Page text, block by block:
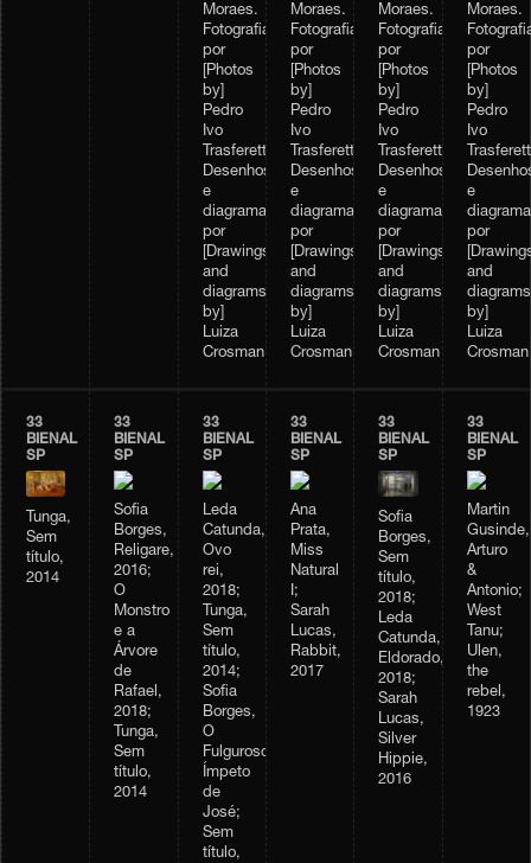
Moraes.
Fotografias
por
[Photos
by]
Pedro
Ivo
Trasferetti.
Desenhos
e
diagramas,
por
[Drawings
and
diagrams
by]
Luiza
Crosman
Moraes.
Fotografias
por
[Photos
by]
Pedro
Ivo
Trasferetti.
Desenhos
e
diagramas,
por
[Drawings
and
diagrams
by]
Luiza
Crosman
Moraes.
Fotografias
por
[Photos
by]
Pedro
Ivo
Trasferetti.
Desenhos
e
diagramas,
por
[Drawings
and
diagrams
by]
Luiza
Crosman
Moraes.
por
[Photos
by]
Pedro
Ivo
e
por
and
diagrams
by]
Luiza
Crosman
33
BIENAL
SP
Tunga,
Sem
título,
2014
33
BIENAL
SP
Sofia
Borges,
Religare,
2016;
O
Monstro
e a
Árvore
de
Rafael,
2018;
Tunga,
Sem
título,
2014
33
BIENAL
SP
Leda
Catunda,
Ovo
rei,
2018;
Tunga,
Sem
título,
2014;
Sofia
Borges,
O
Fulguroso
Ímpeto
de
José;
Sem
título,
33
BIENAL
SP
Ana
Prata,
Miss
Natural
I;
Sarah
Lucas,
Rabbit,
2017
33
BIENAL
SP
Sofia
Borges,
Sem
título,
2018;
Leda
Catunda,
Eldorado,
2018;
Sarah
Lucas,
Silver
Hippie,
2016
33
BIENAL
SP
Martin
Gusinde,
Arturo
&
Antonio;
West
Tanu;
Ulen,
the
rebel,
1923